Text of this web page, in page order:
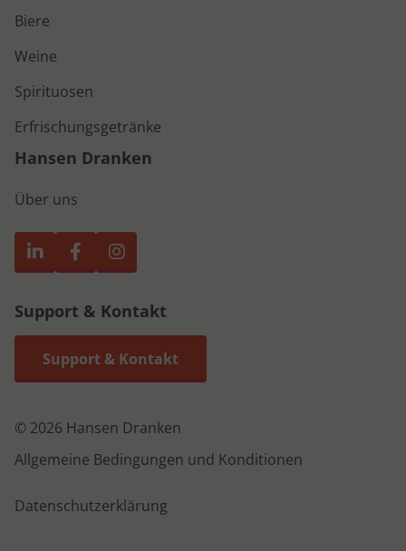
Biere
Weine
Spirituosen
Erfrischungsgetränke
Hansen Dranken
Über uns
Support & Kontakt
Support & Kontakt
© 2026 Hansen Dranken
Allgemeine Bedingungen und Konditionen
Datenschutzerklärung